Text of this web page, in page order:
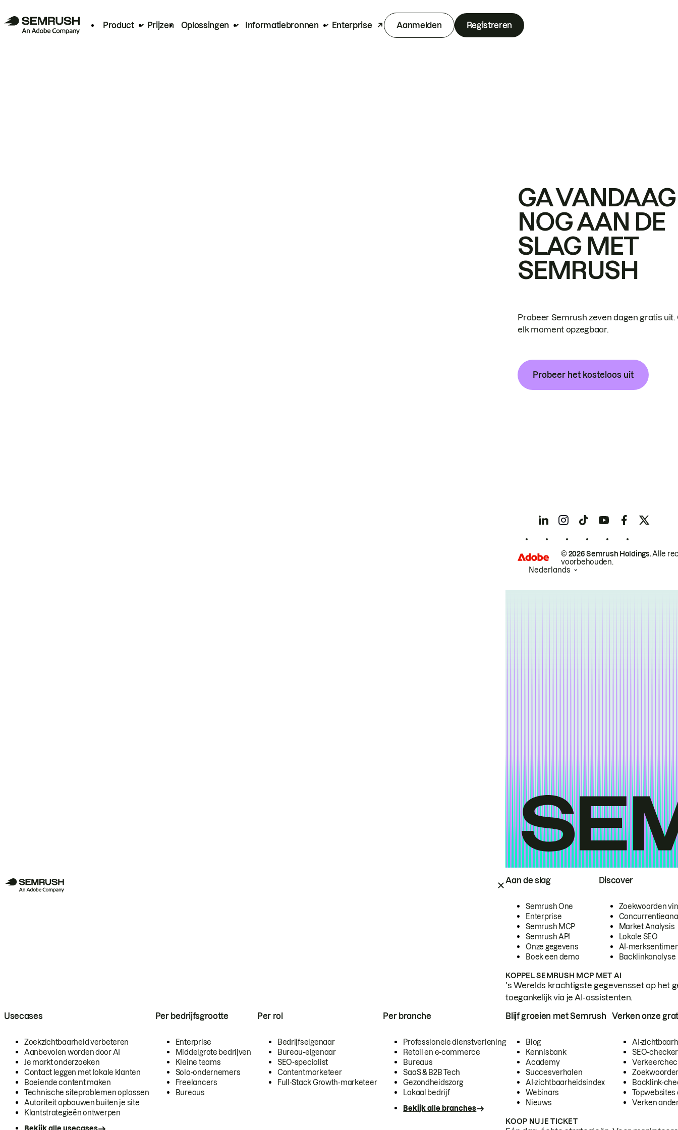
Product Prijzen Oplossingen Informatiebronnen Enterprise Aanmelden Registreren
Aan de slag
Semrush One
Enterprise
Semrush MCP
Semrush API
Onze gegevens
Boek een demo
Discover
Zoekwoorden
Market Analysis
Lokale SEO
AI-
Backlinkanalyse
KOPPEL SEMRUSH MCP MET AI
's Werelds krachtigste gegevensset op het
toegankelijk via je AI-assistenten.
Usecases
Zoekzichtbaarheid verbeteren
Aanbevolen worden door AI
Je markt onderzoeken
Contact leggen met lokale klanten
Boeiende content maken
Technische siteproblemen oplossen
Autoriteit opbouwen buiten je site
Klantstrategieën ontwerpen
Per bedrijfsgrootte
Enterprise
Middelgrote bedrijven
Kleine teams
Solo-ondernemers
Freelancers
Bureaus
Per rol
Bedrijfseigenaar
Bureau-eigenaar
SEO-specialist
Contentmarketeer
Full-Stack Growth-marketeer
Per branche
Professionele dienstverlening
Retail en e-commerce
Bureaus
SaaS & B2B Tech
Gezondheidszorg
Lokaal bedrijf
Bekijk alle branches
Blijf groeien met Semrush
Blog
Kennisbank
Academy
Succesverhalen
AI-zichtbaarheidsindex
Webinars
Nieuws
Verken onze
AI-
SEO-checker
Backlink-
Topwebsites
Verken
KOOP NU JE TICKET
GA VANDAAG
NOG AAN DE
SLAG MET
SEMRUSH
Probeer Semrush zeven dagen gratis uit.
elk moment opzegbaar.
Probeer het kosteloos uit
© 2026 Semrush Holdings.Alle
voorbehouden.
Nederlands